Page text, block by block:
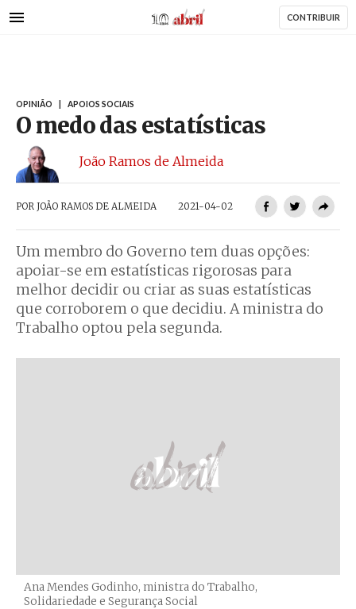
para
AbrilAbril CONTRIBUIR
OPINIÃO APOIOS SOCIAIS
O medo das estatísticas
João Ramos de Almeida
POR JOÃO RAMOS DE ALMEIDA 2021-04-02
Um membro do Governo tem duas opções:
apoiar-se em estatísticas rigorosas para
melhor decidir ou criar as suas estatísticas
que corroborem o que decidiu. A ministra do
Trabalho optou pela segunda.
Ana Mendes Godinho, ministra do Trabalho,
Solidariedade e Segurança Social